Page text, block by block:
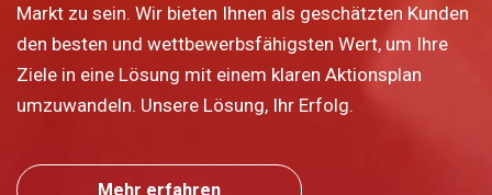
Markt zu sein. Wir bieten Ihnen als geschätzten Kunden
den besten und wettbewerbsfähigsten Wert, um Ihre
Ziele in eine Lösung mit einem klaren Aktionsplan
umzuwandeln. Unsere Lösung, Ihr Erfolg.
Mehr erfahren